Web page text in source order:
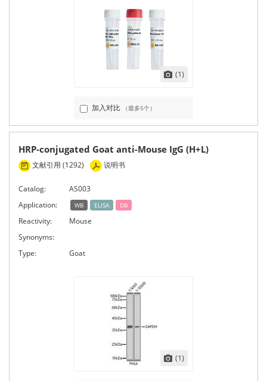
(1)
加入对比 （最多5个）
HRP-conjugated Goat anti-Mouse IgG (H+L)
文献引用 (1292) 说明书
Catalog:
AS003
Application:
WB ELISA DB
Reactivity:
Mouse
Synonyms:
Type:
Goat
(1)